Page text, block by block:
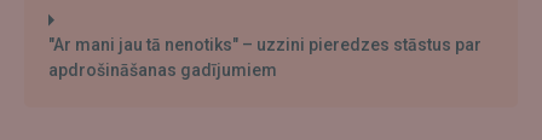
"Ar mani jau tā nenotiks" – uzzini pieredzes stāstus par
apdrošināšanas gadījumiem